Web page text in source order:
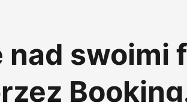
swoimi